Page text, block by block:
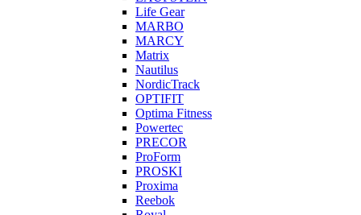
Life Gear
MARBO
MARCY
Matrix
Nautilus
NordicTrack
OPTIFIT
Optima Fitness
Powertec
PRECOR
ProForm
PROSKI
Proxima
Reebok